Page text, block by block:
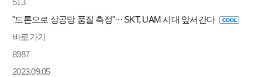
513
"드론으로 상공망 품질 측정"··· SKT, UAM 시대 앞서간다
바로가기
8987
2023.09.05